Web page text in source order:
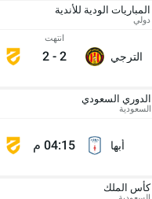
المباريات الودية للأندية
دولي
الترجي
انتهت
2
-
2
الدوري السعودي
السعودية
أبها 04:15 م
كأس الملك